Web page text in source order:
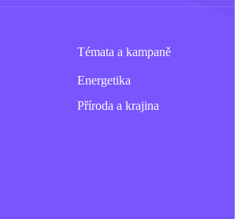
Témata a kampaně
Energetika
Příroda a krajina